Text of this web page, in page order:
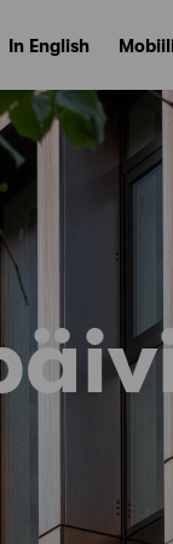
In English